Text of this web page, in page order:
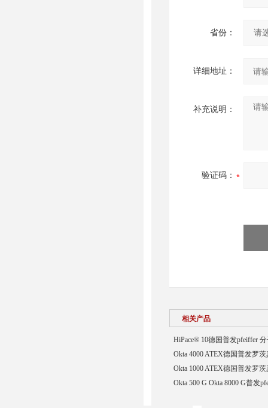
省份：
详细地址：
补充说明：
验证码：
相关产品
HiPace® 10德国普发pfeiffer
Okta 4000 ATEX德国普发罗
Okta 1000 ATEX德国普发罗
Okta 500 G Okta 8000 G普发